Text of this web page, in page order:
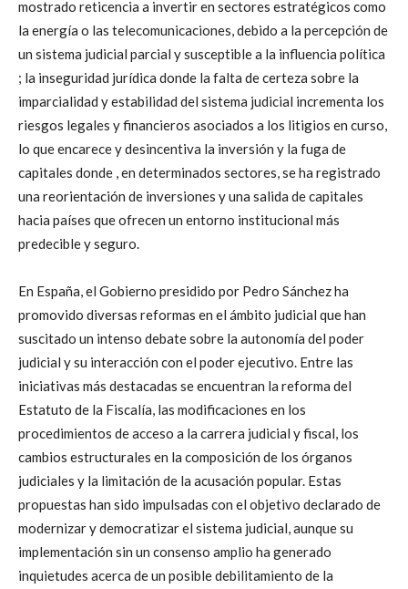
mostrado reticencia a invertir en sectores estratégicos como
la energía o las telecomunicaciones, debido a la percepción de
un sistema judicial parcial y susceptible a la influencia política
; la inseguridad jurídica donde la falta de certeza sobre la
imparcialidad y estabilidad del sistema judicial incrementa los
riesgos legales y financieros asociados a los litigios en curso,
lo que encarece y desincentiva la inversión y la fuga de
capitales donde , en determinados sectores, se ha registrado
una reorientación de inversiones y una salida de capitales
hacia países que ofrecen un entorno institucional más
predecible y seguro.
En España, el Gobierno presidido por Pedro Sánchez ha
promovido diversas reformas en el ámbito judicial que han
suscitado un intenso debate sobre la autonomía del poder
judicial y su interacción con el poder ejecutivo. Entre las
iniciativas más destacadas se encuentran la reforma del
Estatuto de la Fiscalía, las modificaciones en los
procedimientos de acceso a la carrera judicial y fiscal, los
cambios estructurales en la composición de los órganos
judiciales y la limitación de la acusación popular. Estas
propuestas han sido impulsadas con el objetivo declarado de
modernizar y democratizar el sistema judicial, aunque su
implementación sin un consenso amplio ha generado
inquietudes acerca de un posible debilitamiento de la